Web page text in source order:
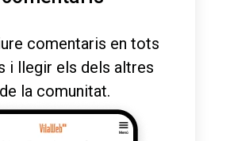
comentaris en tots
i llegir els dels altres
la comunitat.